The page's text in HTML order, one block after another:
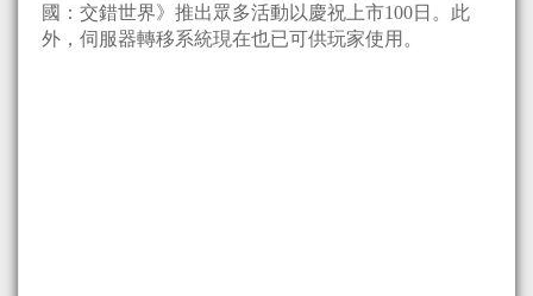
國：交錯世界》推出眾多活動以慶祝上市100日。此
外，伺服器轉移系統現在也已可供玩家使用。